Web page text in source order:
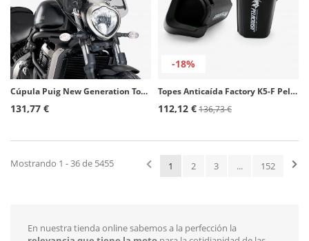
Cúpula Puig New Generation Touring Kawasaki Vulcan S (15-25) Transparente 8164W
131,77 €
-18%
Topes Anticaída Factory K5-F Pelacrash para Kawasaki ZX-10 R (06-07)
112,12 €136,73 €
1 2 3 ... 152
Mostrando 1 - 36 de 5455
En nuestra tienda online sabemos a la perfección la